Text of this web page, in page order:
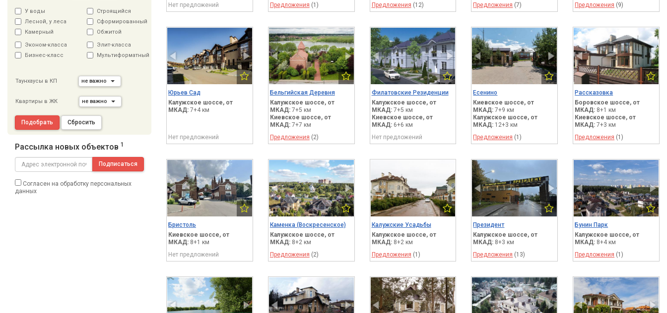
У воды
Лесной, у леса
Камерный
Строящийся
Сформированный
Обжитой
Эконом-класса
Бизнес-класс
Элит-класса
Мультиформатный
Таунхаусы в КП не важно
Квартиры в ЖК не важно
Подобрать Сбросить
Рассылка новых объектов 1
Подписаться
Согласен на обработку персональных
данных
Нет предложений
Предложения (1)
Предложения (12)
Предложения (7)
Предложения (9)
Юрьев Сад
Калужское шоссе, от
МКАД: 7+4 км
Нет предложений
Бельгийская Деревня
Калужское шоссе, от
МКАД:7+5 км
Киевское шоссе, от
МКАД:7+7 км
Предложения (2)
Филатовские Резиденции
Калужское шоссе, от
МКАД:7+5 км
Киевское шоссе, от
МКАД:6+6 км
Нет предложений
Есенино
Киевское шоссе, от
МКАД: 7+9 км
Калужское шоссе, от
МКАД: 12+3 км
Предложения (1)
Рассказовка
Боровское шоссе, от
МКАД: 8+1 км
Киевское шоссе, от
МКАД: 7+3 км
Предложения (1)
Бристоль
Киевское шоссе, от
МКАД: 8+1 км
Нет предложений
Каменка (Воскресенское)
Калужское шоссе, от
МКАД:8+2 км
Предложения (2)
Калужские Усадьбы
Калужское шоссе, от
МКАД:8+2 км
Предложения (1)
Президент
Калужское шоссе, от
МКАД: 8+3 км
Предложения (13)
Бунин Парк
Калужское шоссе, от
МКАД: 8+4 км
Предложения (1)